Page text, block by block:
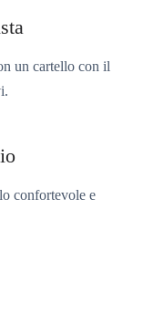
un cartello con il
confortevole e